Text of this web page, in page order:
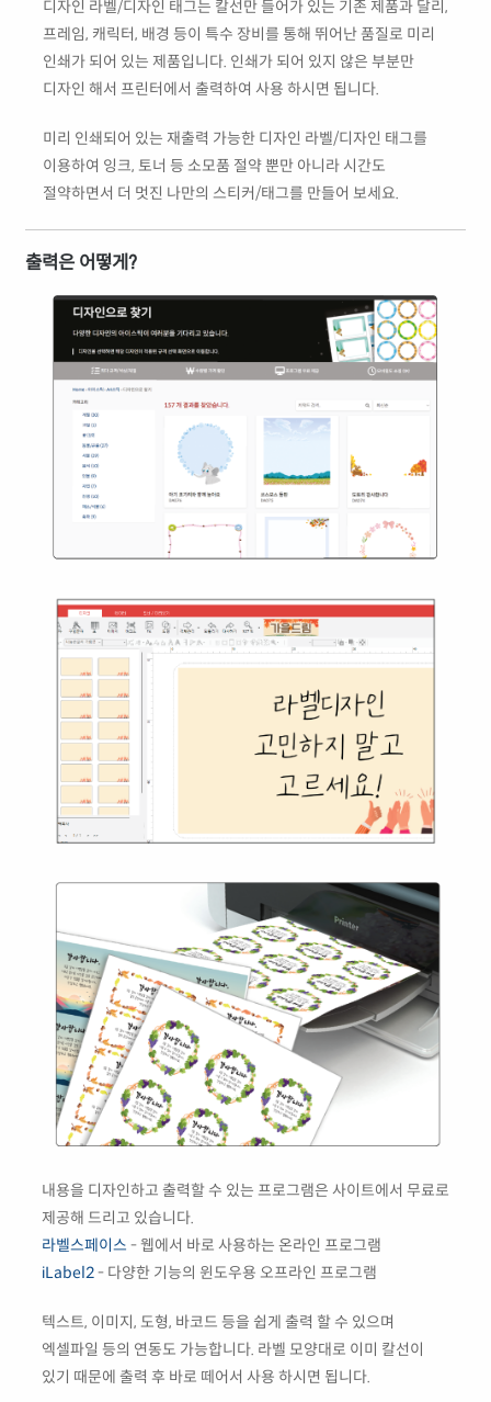
디자인 라벨/디자인 태그는 칼선만 들어가 있는 기존 제품과 달리,
프레임, 캐릭터, 배경 등이 특수 장비를 통해 뛰어난 품질로 미리
인쇄가 되어 있는 제품입니다. 인쇄가 되어 있지 않은 부분만
디자인 해서 프린터에서 출력하여 사용 하시면 됩니다.
미리 인쇄되어 있는 재출력 가능한 디자인 라벨/디자인 태그를
이용하여 잉크, 토너 등 소모품 절약 뿐만 아니라 시간도
절약하면서 더 멋진 나만의 스티커/태그를 만들어 보세요.
출력은 어떻게?
내용을 디자인하고 출력할 수 있는 프로그램은 사이트에서 무료로
제공해 드리고 있습니다.
라벨스페이스 - 웹에서 바로 사용하는 온라인 프로그램
iLabel2- 다양한 기능의 윈도우용 오프라인 프로그램
텍스트, 이미지, 도형, 바코드 등을 쉽게 출력 할 수 있으며
엑셀파일 등의 연동도 가능합니다. 라벨 모양대로 이미 칼선이
있기 때문에 출력 후 바로 떼어서 사용 하시면 됩니다.